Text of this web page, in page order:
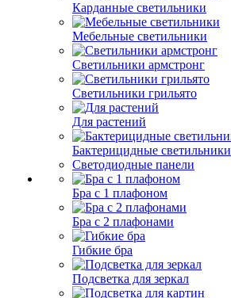
Карданные светильники
Мебельные светильники
Светильники армстронг
Светильники грильято
Для растений
Бактерицидные светильники
Светодиодные панели
Бра с 1 плафоном
Бра с 2 плафонами
Гибкие бра
Подсветка для зеркал